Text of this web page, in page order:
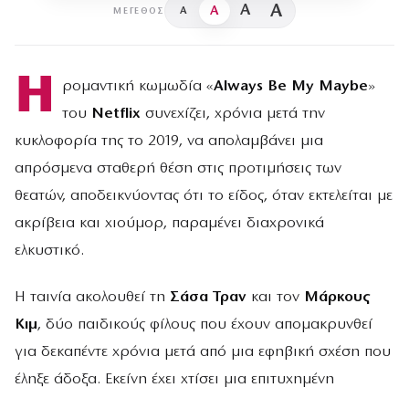
ΜΈΓΕΘΟΣ A A A A
Η ρομαντική κωμωδία «Always Be My Maybe»
του Netflix συνεχίζει, χρόνια μετά την
κυκλοφορία της το 2019, να απολαμβάνει μια
απρόσμενα σταθερή θέση στις προτιμήσεις των
θεατών, αποδεικνύοντας ότι το είδος, όταν εκτελείται με
ακρίβεια και χιούμορ, παραμένει διαχρονικά
ελκυστικό.
Η ταινία ακολουθεί τη Σάσα Τραν και τον Μάρκους
Κιμ, δύο παιδικούς φίλους που έχουν απομακρυνθεί
για δεκαπέντε χρόνια μετά από μια εφηβική σχέση που
έληξε άδοξα. Εκείνη έχει χτίσει μια επιτυχημένη